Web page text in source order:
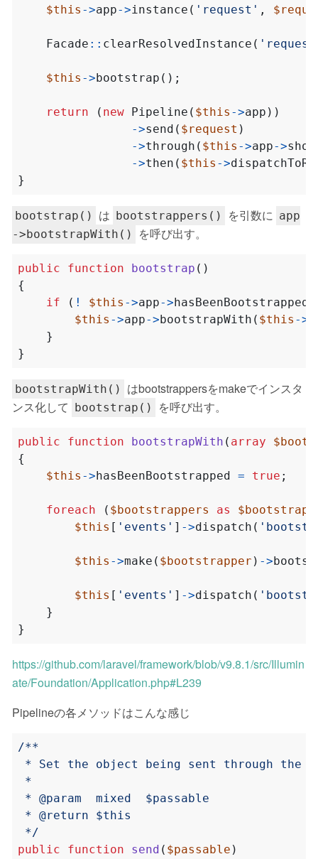
$this ->app->instance ( 'request' ,
Facade :: clearResolvedInstance (
$this ->bootstrap ();
return ( new Pipeline ( $this ->app ))
->send ( $request )
->through ( $this ->app->
->then ( $this ->
}
bootstrap() は bootstrappers() を引数に app
->bootstrapWith()
を呼び出す。
public function bootstrap ()
{
if
( ! $this ->app->hasBeenBootstrapped
$this ->app->bootstrapWith ( $this ->
}
}
bootstrapWith()
はbootstrappersをmakeでインスタ
ンス化して bootstrap() を呼び出す。
public function bootstrapWith ( array
{
$this ->hasBeenBootstrapped = true ;
foreach ( $bootstrappers as
$this [ 'events' ] ->dispatch (
$this ->make ( $bootstrapper ) ->
$this [ 'events' ] ->dispatch (
}
}
https://github.com/laravel/framework/blob/v9.8.1/src/Illumin
ate/Foundation/Application.php#L239
Pipelineの各メソッドはこんな感じ
*/
public
function send ( $passable )